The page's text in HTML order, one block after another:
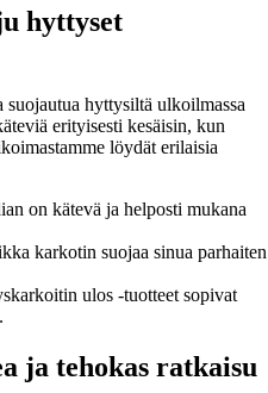
hyttyset
hyttysiltä ulkoilmassa
erityisesti kesäisin, kun
löydät erilaisia
on kätevä ja helposti mukana
karkotin suojaa sinua parhaiten
ulos -tuotteet sopivat
ja tehokas ratkaisu